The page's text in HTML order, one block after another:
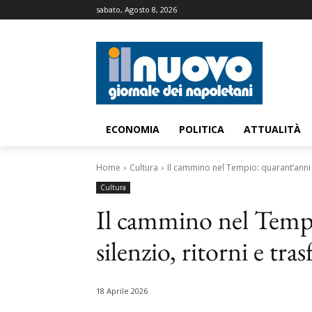
sabato, Agosto 8, 2026
ECONOMIA POLITICA ATTUALITÀ
Home Cultura Il cammino nel Tempio:
Cultura
Il cammino nel
silenzio, ritorni e
18 Aprile 2026